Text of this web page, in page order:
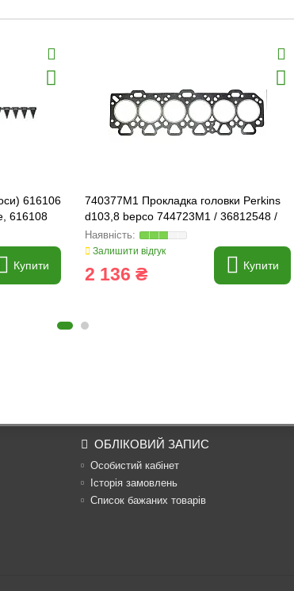
616106
616108
Купити
740377М1 Прокладка головки Perkins
d103,8 bepco 744723М1 / 36812548 /
740377M1 FARMING Line
Залишити відгук
2 136 ₴ Купити
ОБЛІКОВИЙ ЗАПИС
Особистий кабінет
Історія замовлень
Список бажаних товарів